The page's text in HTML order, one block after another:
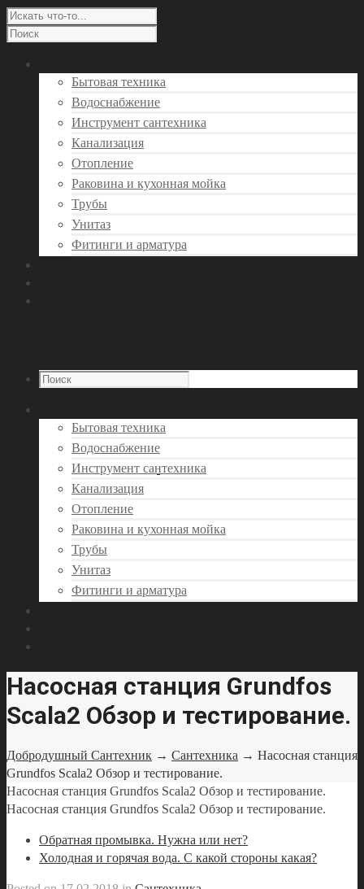
Бытовая техника
Водоснабжение
Инструмент сантехника
Канализация
Отопление
Раковина и кухонная мойка
Трубы
Унитаз
Фитинги и арматура
Бытовая техника
Водоснабжение
Инструмент сантехника
Канализация
Отопление
Раковина и кухонная мойка
Трубы
Унитаз
Фитинги и арматура
Насосная станция Grundfos
Scala2 Обзор и тестирование.
Добродушный Сантехник → Сантехника → Насосная станция
Grundfos Scala2 Обзор и тестирование.
Насосная станция Grundfos Scala2 Обзор и тестирование.
Насосная станция Grundfos Scala2 Обзор и тестирование.
Обратная промывка. Нужна или нет?
Холодная и горячая вода. С какой стороны какая?